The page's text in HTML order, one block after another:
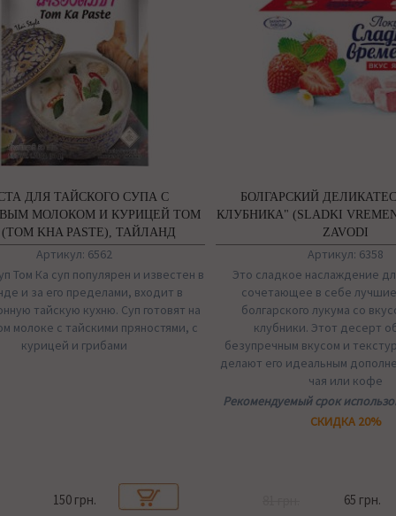
ДЛЯ ТАЙСКОГО СУПА С
МОЛОКОМ И КУРИЦЕЙ ТОМ
KHA PASTE), ТАЙЛАНД
Артикул: 6562
Том Ка суп популярен и известен в
и за его пределами, входит в
тайскую кухню. Суп готовят на
молоке с тайскими пряностями, с
курицей и грибами
150 грн.
БОЛГАРСКИЙ
КЛУБНИКА" (SLADKI
ZAVODI
Артикул: 6358
Это сладкое наслаждение
сочетающее в себе
болгарского лукума со
клубники. Этот десерт
безупречным вкусом и
делают его идеальным
чая или кофе
Рекомендуемый срок
СКИДКА 20%
65 грн.